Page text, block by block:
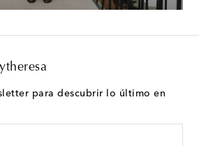
para descubrir lo último en